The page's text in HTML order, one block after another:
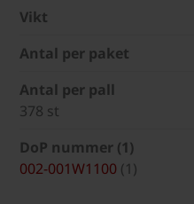
Vikt
Antal per paket
Antal per pall
378 st
DoP nummer (1)
002-001W1100 (1)